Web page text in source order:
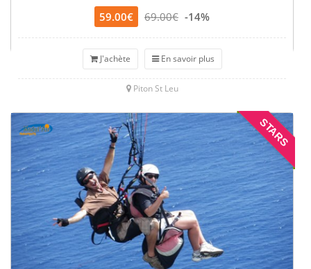
59.00€ 69.00€ -14%
J'achète En savoir plus
Piton St Leu
STARS